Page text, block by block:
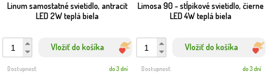
Linum samostatné svietidlo, antracit
LED 2W teplá biela
Vložiť do košíka
Dostupnosť: do 3 dní
Limosa 90 - stĺpikové svietidlo, čierne
LED 4W teplá biela
Vložiť do košíka
Dostupnosť: do 3 dní